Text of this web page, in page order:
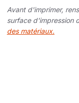
Avant d'imprimer,
surface d'impression
des matériaux.